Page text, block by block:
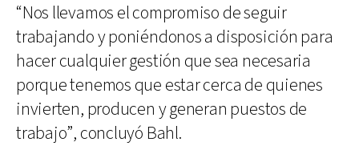
“Nos llevamos el compromiso de seguir
trabajando y poniéndonos a disposición para
hacer cualquier gestión que sea necesaria
porque tenemos que estar cerca de quienes
invierten, producen y generan puestos de
trabajo”, concluyó Bahl.